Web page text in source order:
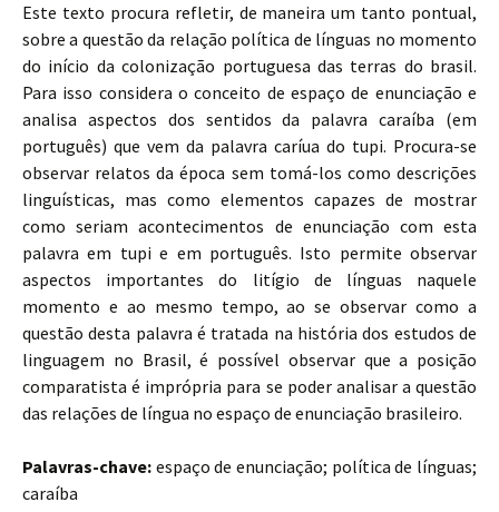
Este texto procura refletir, de maneira um tanto pontual,
sobre a questão da relação política de línguas no momento
do início da colonização portuguesa das terras do brasil.
Para isso considera o conceito de espaço de enunciação e
analisa aspectos dos sentidos da palavra caraíba (em
português) que vem da palavra caríua do tupi. Procura-se
observar relatos da época sem tomá-los como descrições
linguísticas, mas como elementos capazes de mostrar
como seriam acontecimentos de enunciação com esta
palavra em tupi e em português. Isto permite observar
aspectos importantes do litígio de línguas naquele
momento e ao mesmo tempo, ao se observar como a
questão desta palavra é tratada na história dos estudos de
linguagem no Brasil, é possível observar que a posição
comparatista é imprópria para se poder analisar a questão
das relações de língua no espaço de enunciação brasileiro.
Palavras-chave: espaço de enunciação; política de línguas;
caraíba